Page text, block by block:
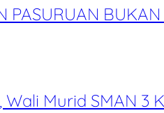
PASURUAN
Murid SMAN 3